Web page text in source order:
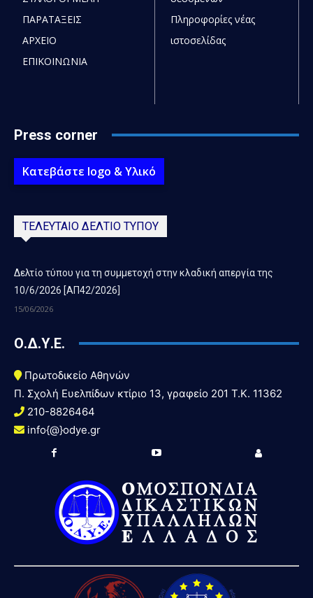
ΠΑΡΑΤΑΞΕΙΣ
ΑΡΧΕΙΟ
ΕΠΙΚΟΙΝΩΝΙΑ
Πληροφορίες νέας
ιστοσελίδας
Press corner
Κατεβάστε logo & Υλικό
ΤΕΛΕΥΤΑΙΟ ΔΕΛΤΙΟ ΤΥΠΟΥ
Δελτίο τύπου για τη συμμετοχή στην κλαδική απεργία της
10/6/2026 [ΑΠ42/2026]
15/06/2026
Ο.Δ.Υ.Ε.
Πρωτοδικείο Αθηνών
Π. Σχολή Ευελπίδων κτίριο 13, γραφείο 201 T.K. 11362
210-8826464
info{@}odye.gr